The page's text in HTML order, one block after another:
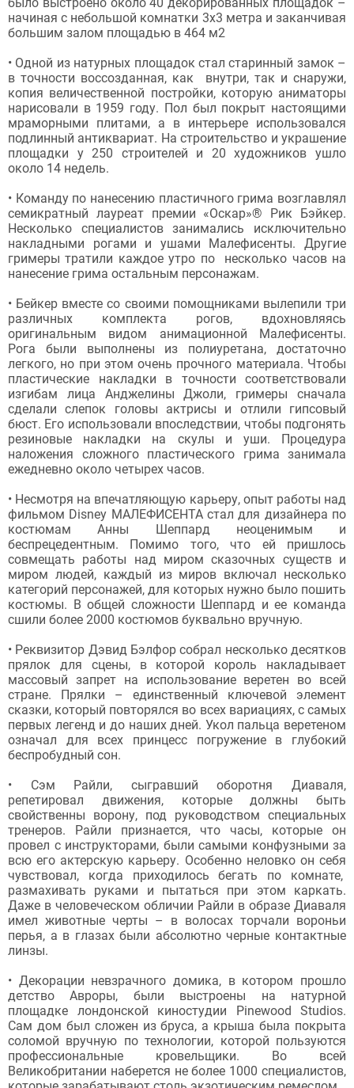
начиная с небольшой комнатки 3х3 метра и заканчивая
большим залом площадью в 464 м2
• Одной из натурных площадок стал старинный замок –
в точности воссозданная, как внутри, так и снаружи,
копия величественной постройки, которую аниматоры
нарисовали в 1959 году. Пол был покрыт настоящими
мраморными плитами, а в интерьере использовался
подлинный антиквариат. На строительство и украшение
площадки у 250 строителей и 20 художников ушло
около 14 недель.
• Команду по нанесению пластичного грима возглавлял
семикратный лауреат премии «Оскар»® Рик Бэйкер.
Несколько специалистов занимались исключительно
накладными рогами и ушами Малефисенты. Другие
гримеры тратили каждое утро по несколько часов на
нанесение грима остальным персонажам.
• Бейкер вместе со своими помощниками вылепили три
различных комплекта рогов, вдохновляясь
оригинальным видом анимационной Малефисенты.
Рога были выполнены из полиуретана, достаточно
легкого, но при этом очень прочного материала. Чтобы
пластические накладки в точности соответствовали
изгибам лица Анджелины Джоли, гримеры сначала
сделали слепок головы актрисы и отлили гипсовый
бюст. Его использовали впоследствии, чтобы подгонять
резиновые накладки на скулы и уши. Процедура
наложения сложного пластического грима занимала
ежедневно около четырех часов.
• Несмотря на впечатляющую карьеру, опыт работы над
фильмом Disney МАЛЕФИСЕНТА стал для дизайнера по
костюмам Анны Шеппард неоценимым и
беспрецедентным. Помимо того, что ей пришлось
совмещать работы над миром сказочных существ и
миром людей, каждый из миров включал несколько
категорий персонажей, для которых нужно было пошить
костюмы. В общей сложности Шеппард и ее команда
сшили более 2000 костюмов буквально вручную.
• Реквизитор Дэвид Бэлфор собрал несколько десятков
прялок для сцены, в которой король накладывает
массовый запрет на использование веретен во всей
стране. Прялки – единственный ключевой элемент
сказки, который повторялся во всех вариациях, с самых
первых легенд и до наших дней. Укол пальца веретеном
означал для всех принцесс погружение в глубокий
беспробудный сон.
• Сэм Райли, сыгравший оборотня Диаваля,
репетировал движения, которые должны быть
свойственны ворону, под руководством специальных
тренеров. Райли признается, что часы, которые он
провел с инструкторами, были самыми конфузными за
всю его актерскую карьеру. Особенно неловко он себя
чувствовал, когда приходилось бегать по комнате,
размахивать руками и пытаться при этом каркать.
Даже в человеческом обличии Райли в образе Диаваля
имел животные черты – в волосах торчали вороньи
перья, а в глазах были абсолютно черные контактные
линзы.
• Декорации невзрачного домика, в котором прошло
детство Авроры, были выстроены на натурной
площадке лондонской киностудии Pinewood Studios.
Сам дом был сложен из бруса, а крыша была покрыта
соломой вручную по технологии, которой пользуются
профессиональные кровельщики. Во всей
Великобритании наберется не более 1000 специалистов,